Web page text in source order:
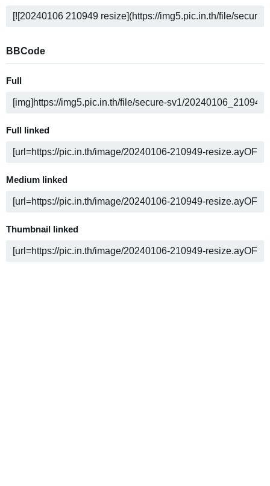
BBCode
Full
Full linked
Medium linked
Thumbnail linked